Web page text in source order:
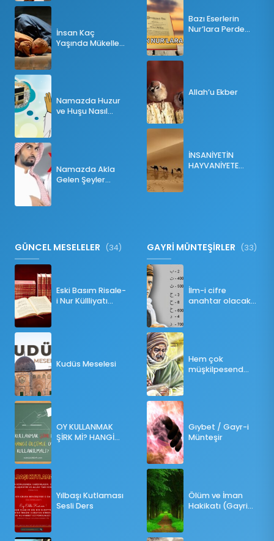
İnsan Kaç
Yaşında Mükellef
Namazda Huzur
ve Huşu Nasıl
Namazda Akla
Gelen Şeyler
Bazı Eserlerin
Nur’lara Perde
Allah’u Ekber
İNSANİYETİN
HAYVANİYETE
GÜNCEL MESELELER (34)
Eski Basım Risale-
i Nur Küllliyatı
Kudüs Meselesi
OY KULLANMAK
ŞİRK Mİ? HANGİ
Yılbaşı Kutlaması
Sesli Ders
GAYRİ MÜNTEŞİRLER (33)
İlm-i cifre
anahtar olacak
Hem çok
müşkilpesend
Gıybet / Gayr-i
Münteşir
Ölüm ve İman
Hakikatı (Gayri